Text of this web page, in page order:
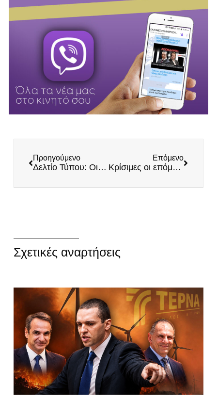
Προηγούμενο
Δελτίο Τύπου: Οι εργάτες έχουν Πατρίδα!
Επόμενο
Κρίσιμες οι επόμενες ώρες για την Πατρίδα και τη Δημοκρατία
Σχετικές αναρτήσεις